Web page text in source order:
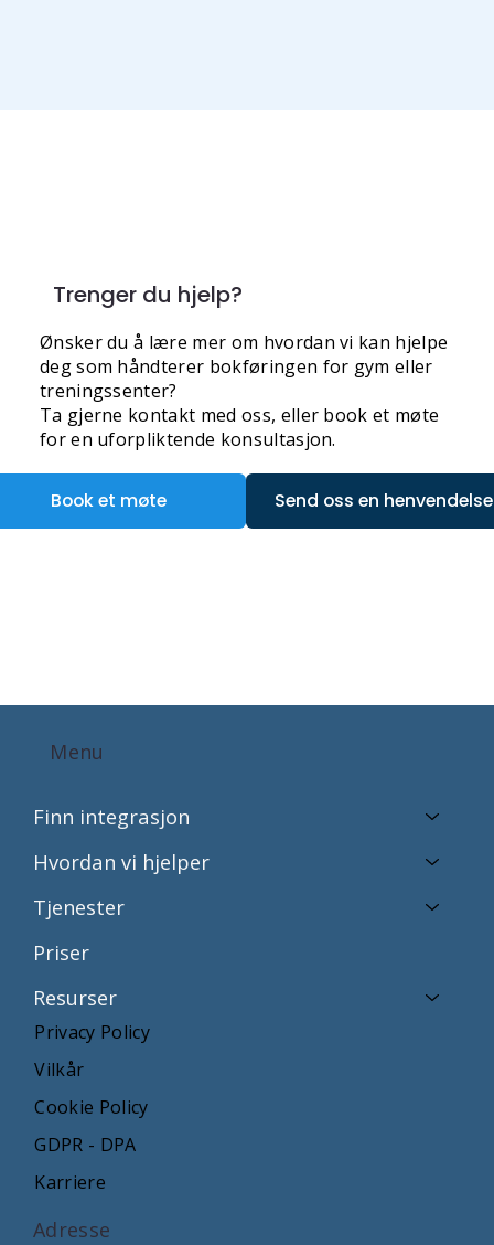
Trenger du hjelp?
Ønsker du å lære mer om hvordan vi kan hjelpe
deg som håndterer bokføringen for gym eller
treningssenter?
Ta gjerne kontakt med oss, eller book et møte
for en uforpliktende konsultasjon.
Book et møte Send oss en henvendelse
Menu
Privacy Policy
Finn integrasjon
Hvordan vi hjelper
Tjenester
Priser
Resurser
Vilkår
Cookie Policy
GDPR - DPA
Karriere
Adresse